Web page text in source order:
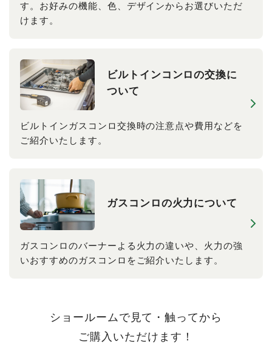
す。お好みの機能、色、デザインからお選びいただ
けます。
ビルトインコンロの​交換に​
ついて
ビルトインガスコンロ交換時の注意点や費用などを
ご紹介いたします。
ガスコンロの​火力に​ついて
ガスコンロのバーナーよる火力の違いや、火力の強
いおすすめのガスコンロをご紹介いたします。
ショールームで見て・触ってから
ご購入いただけます！